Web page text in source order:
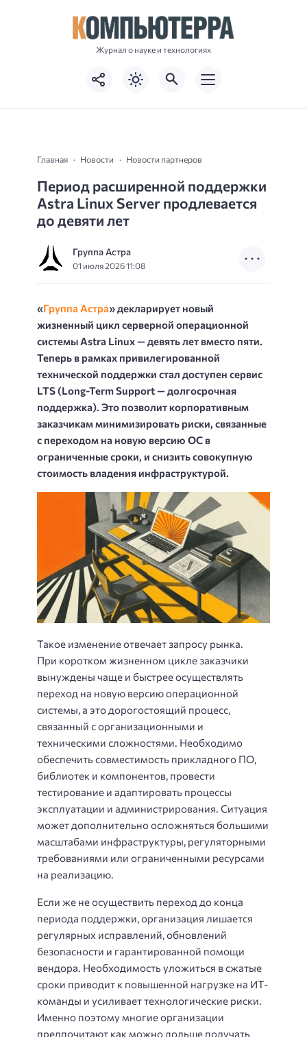
Журнал о науке и технологиях
Главная Новости Новости партнеров
Период расширенной поддержки
Astra Linux Server продлевается
до девяти лет
Группа Астра
01 июля 2026 11:08
«Группа Астра» декларирует новый
жизненный цикл серверной операционной
системы Astra Linux — девять лет вместо пяти.
Теперь в рамках привилегированной
технической поддержки стал доступен сервис
LTS (Long-Term Support — долгосрочная
поддержка). Это позволит корпоративным
заказчикам минимизировать риски, связанные
с переходом на новую версию ОС в
ограниченные сроки, и снизить совокупную
стоимость владения инфраструктурой.
Такое изменение отвечает запросу рынка.
При коротком жизненном цикле заказчики
вынуждены чаще и быстрее осуществлять
переход на новую версию операционной
системы, а это дорогостоящий процесс,
связанный с организационными и
техническими сложностями. Необходимо
обеспечить совместимость прикладного ПО,
библиотек и компонентов, провести
тестирование и адаптировать процессы
эксплуатации и администрирования. Ситуация
может дополнительно осложняться большими
масштабами инфраструктуры, регуляторными
требованиями или ограниченными ресурсами
на реализацию.
Если же не осуществить переход до конца
периода поддержки, организация лишается
регулярных исправлений, обновлений
безопасности и гарантированной помощи
вендора. Необходимость уложиться в сжатые
сроки приводит к повышенной нагрузке на ИТ-
команды и усиливает технологические риски.
Именно поэтому многие организации
предпочитают как можно дольше получать